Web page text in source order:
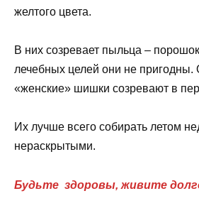
желтого цвета.
В них созревает пыльца –
лечебных целей они не
«женские» шишки созревают в
Их лучше всего собирать летом
нераскрытыми.
Будьте здоровы, живите